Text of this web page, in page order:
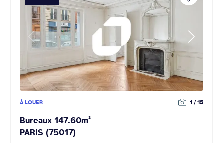
À LOUER 1 / 15
Bureaux 147.60m²
PARIS (75017)